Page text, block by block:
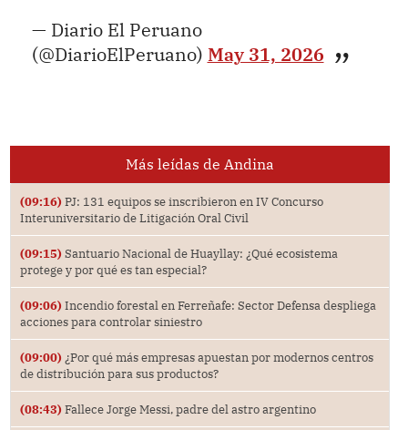
— Diario El Peruano
(@DiarioElPeruano) May 31, 2026
Más leídas de Andina
(09:16) PJ: 131 equipos se inscribieron en IV Concurso
Interuniversitario de Litigación Oral Civil
(09:15) Santuario Nacional de Huayllay: ¿Qué ecosistema
protege y por qué es tan especial?
(09:06) Incendio forestal en Ferreñafe: Sector Defensa despliega
acciones para controlar siniestro
(09:00) ¿Por qué más empresas apuestan por modernos centros
de distribución para sus productos?
(08:43) Fallece Jorge Messi, padre del astro argentino